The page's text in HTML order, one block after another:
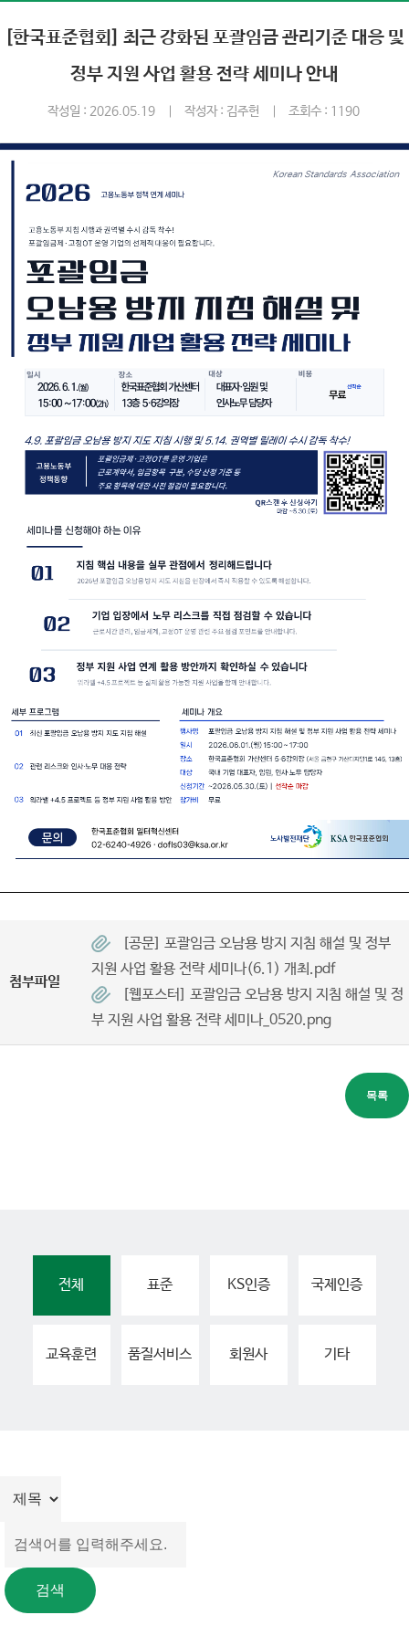
[한국표준협회] 최근 강화된 포괄임금 관리기준 대응 및
정부 지원 사업 활용 전략 세미나 안내
작성일 : 2026.05.19 작성자 : 김주헌 조회수 : 1190
첨부파일
[공문] 포괄임금 오남용 방지 지침 해설 및 정부
지원 사업 활용 전략 세미나(6.1) 개최.pdf
[웹포스터] 포괄임금 오남용 방지 지침 해설 및 정
부 지원 사업 활용 전략 세미나_0520.png
전체 표준 KS인증 국제인증
교육훈련 품질서비스 회원사 기타